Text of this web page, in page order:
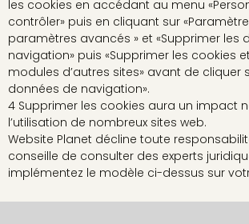
les cookies en accédant au menu
contrôler» puis en cliquant sur
paramètres avancés » et «Supprimer les
navigation» puis «Supprimer les cookies
modules d’autres sites» avant de cliquer
données de navigation».
4 Supprimer les cookies aura un impact
l’utilisation de nombreux sites web.
Website Planet décline toute
conseille de consulter des experts
implémentez le modèle ci-dessus sur